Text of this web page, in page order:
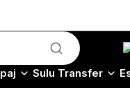
Sulu Transfer